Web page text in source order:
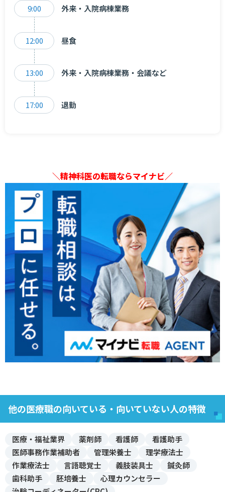
9:00 外来・入院病棟業務
12:00 昼食
13:00 外来・入院病棟業務・会議など
17:00 退勤
＼精神科医の転職ならマイナビ／
他の医療職の向いている・向いていない人の特徴
医療・福祉業界 薬剤師 看護師
看護助手
医師事務作業補助者
管理栄養士
理学療法士
作業療法士
言語聴覚士 義肢装具士
鍼灸師
歯科助手
胚培養士
心理カウンセラー